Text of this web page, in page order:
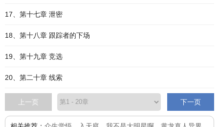
17、第十七章 泄密
18、第十八章 跟踪者的下场
19、第十九章 竞选
20、第二十章 线索
上一页 下一页